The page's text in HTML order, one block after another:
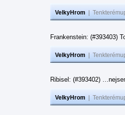
VelkyHrom
Frankenstein: (#393403)
VelkyHrom
Ribisel: (#393402)
VelkyHrom